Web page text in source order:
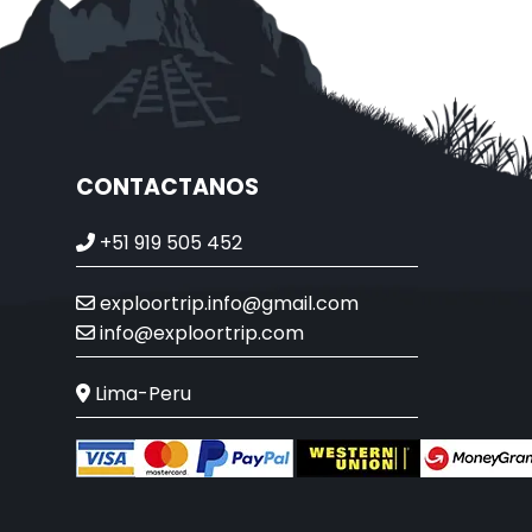
CONTACTANOS
+51 919 505 452
exploortrip.info@gmail.com
info@exploortrip.com
Lima-Peru